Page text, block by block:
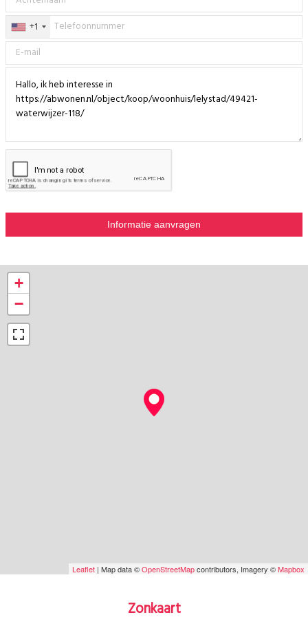
+1
+
−
Leaflet | Map data ©OpenStreetMapcontributors, Imagery ©Mapbox
Zonkaart